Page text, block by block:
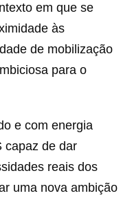
em que se
às
de mobilização
para o
e com energia
capaz de dar
reais dos
uma nova ambição